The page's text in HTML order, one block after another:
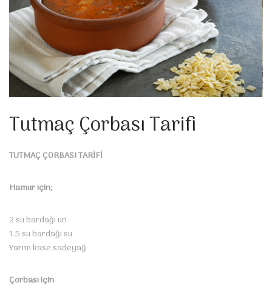
Tutmaç Çorbası Tarifi
TUTMAÇ ÇORBASI TARİFİ
Hamur için;
2 su bardağı un
1.5 su bardağı su
Yarım kase sadeyağ
Çorbası için